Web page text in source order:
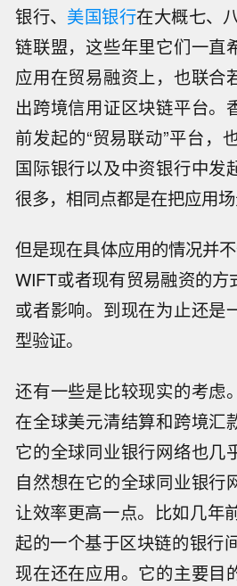
银行、 美国银行在大概七、
链联盟，这些年里它们一直
应用在贸易融资上，也联合
出跨境信用证区块链平台。
前发起的“贸易联动”平台，
国际银行以及中资银行中发
很多，相同点都是在把应用场
但是现在具体应用的情况并
WIFT或者现有贸易融资的
或者影响。到现在为止还是
型验证。
还有一些是比较现实的考虑
在全球美元清结算和跨境汇
它的全球同业银行网络也几
自然想在它的全球同业银行
让效率更高一点。比如几年
起的一个基于区块链的银行
现在还在应用。它的主要目